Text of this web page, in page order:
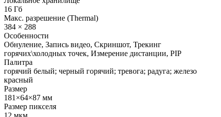
16 Гб
Макс. разрешение (Thermal)
384 × 288
Особенности
Обнуление, Запись видео, Скриншот, Трекинг
горячих\холодных точек, Измерение дистанции, PIP
Палитра
горячий белый; черный горячий; тревога; радуга; железо
красный
Размер
181×64×87 мм
Размер пикселя
12 мкм